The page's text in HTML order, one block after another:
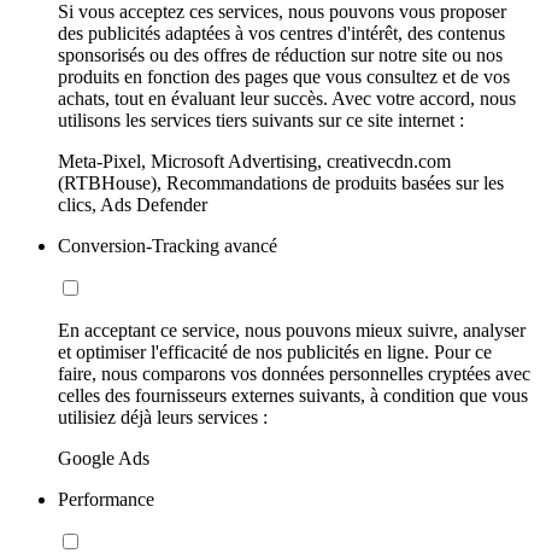
Si vous acceptez ces services, nous pouvons vous proposer
des publicités adaptées à vos centres d'intérêt, des contenus
sponsorisés ou des offres de réduction sur notre site ou nos
produits en fonction des pages que vous consultez et de vos
achats, tout en évaluant leur succès. Avec votre accord, nous
utilisons les services tiers suivants sur ce site internet :
Meta-Pixel, Microsoft Advertising, creativecdn.com
(RTBHouse), Recommandations de produits basées sur les
clics, Ads Defender
Conversion-Tracking avancé
En acceptant ce service, nous pouvons mieux suivre, analyser
et optimiser l'efficacité de nos publicités en ligne. Pour ce
faire, nous comparons vos données personnelles cryptées avec
celles des fournisseurs externes suivants, à condition que vous
utilisiez déjà leurs services :
Google Ads
Performance